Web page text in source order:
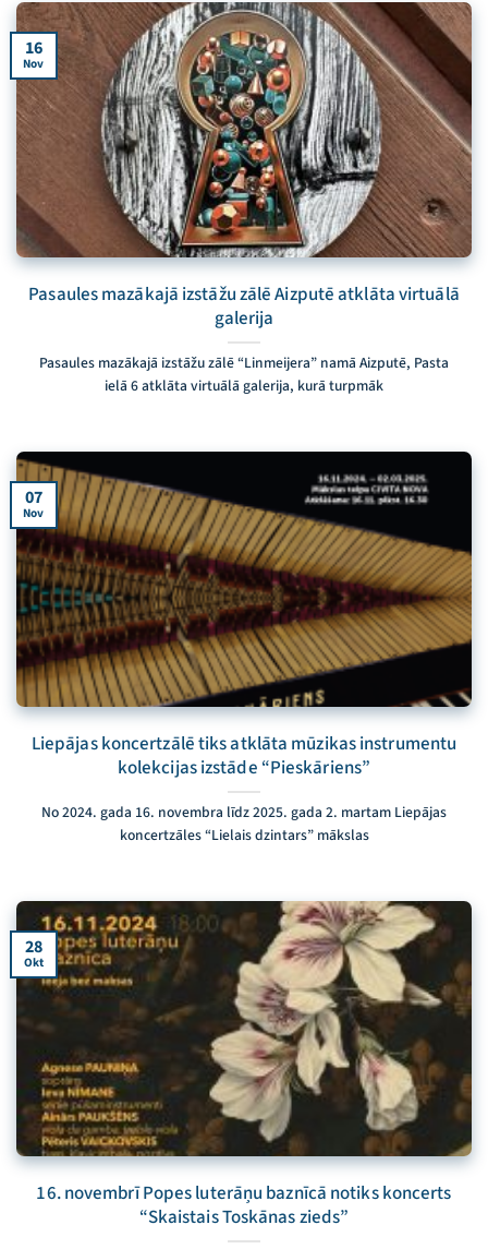
Pasaules mazākajā izstāžu zālē Aizputē atklāta virtuālā
galerija
Pasaules mazākajā izstāžu zālē “Linmeijera” namā Aizputē, Pasta
ielā 6 atklāta virtuālā galerija, kurā turpmāk
16
Nov
Liepājas koncertzālē tiks atklāta mūzikas instrumentu
kolekcijas izstāde “Pieskāriens”
No 2024. gada 16. novembra līdz 2025. gada 2. martam Liepājas
koncertzāles “Lielais dzintars” mākslas
07
Nov
16. novembrī Popes luterāņu baznīcā notiks koncerts
“Skaistais Toskānas zieds”
28
Okt